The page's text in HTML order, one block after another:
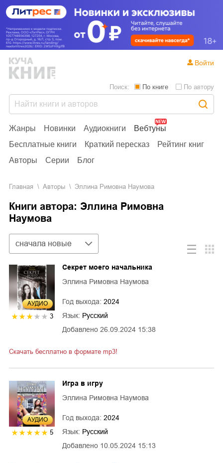
Жанры Новинки Аудиокниги
Вебтуны
Бесплатные книги
Краткий пересказ
Рейтинг книг
Авторы
Серии Блог
Поиск: По книге По автору
Войти
Главная Aвторы Эллина Римовна Наумова
Книги автора: Эллина Римовна
Наумова
Сортировка
сначала новые
AУДИО
3
Добавлено 26.09.2024 15:38
Секрет моего начальника
Эллина Римовна Наумова
Год выхода: 2024
Язык: Русский
Скачать бесплатно в формате mp3!
AУДИО
5
Добавлено 10.05.2024 15:13
Игра в игру
Эллина Римовна Наумова
Год выхода: 2024
Язык: Русский